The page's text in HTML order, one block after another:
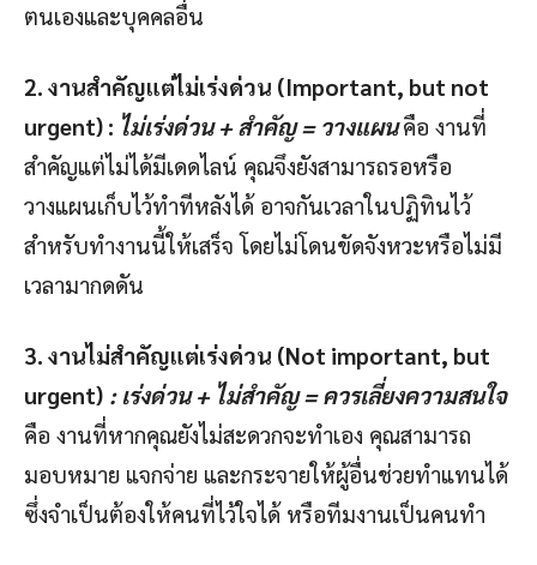
ตนเองและบุคคลอื่น
2. งานสำคัญแต่ไม่เร่งด่วน (Important, but not
urgent) : ไม่เร่งด่วน + สำคัญ = วางแผน คือ งานที่
สำคัญแต่ไม่ได้มีเดดไลน์ คุณจึงยังสามารถรอหรือ
วางแผนเก็บไว้ทำทีหลังได้ อาจกันเวลาในปฏิทินไว้
สำหรับทำงานนี้ให้เสร็จ โดยไม่โดนขัดจังหวะหรือไม่มี
เวลามากดดัน
3. งานไม่สำคัญแต่เร่งด่วน (Not important, but
urgent) :เร่งด่วน + ไม่สำคัญ = ควรเลี่ยงความสนใจ
คือ งานที่หากคุณยังไม่สะดวกจะทำเอง คุณสามารถ
มอบหมาย แจกจ่าย และกระจายให้ผู้อื่นช่วยทำแทนได้
ซึ่งจำเป็นต้องให้คนที่ไว้ใจได้ หรือทีมงานเป็นคนทำ